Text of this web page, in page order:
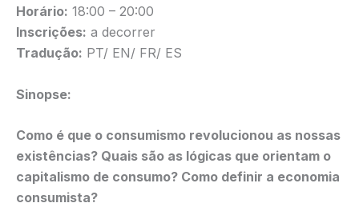
Horário: 18:00 – 20:00
Inscrições: a decorrer
Tradução: PT/ EN/ FR/ ES
Sinopse:
Como é que o consumismo revolucionou as nossas
existências? Quais são as lógicas que orientam o
capitalismo de consumo? Como definir a economia
consumista?